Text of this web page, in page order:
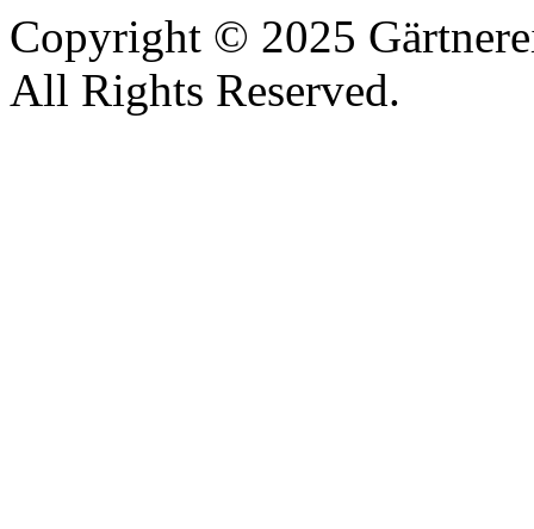
Copyright © 2025
All Rights Reserved.